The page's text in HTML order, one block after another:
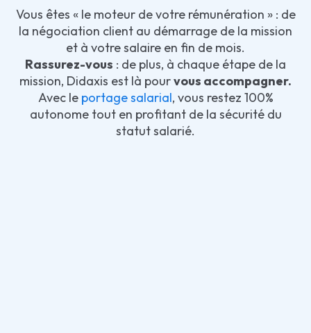
Vous êtes « le moteur de votre rémunération » : de
la négociation client au démarrage de la mission
et à votre salaire en fin de mois.
Rassurez-vous : de plus, à chaque étape de la
mission, Didaxis est là pourvous accompagner.
Avec le portage salarial, vous restez 100%
autonome tout en profitant de la sécurité du
statut salarié.